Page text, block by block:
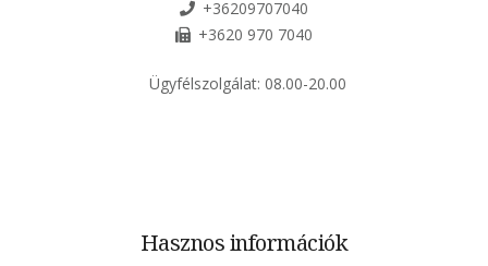
+36209707040
+3620 970 7040
Ügyfélszolgálat: 08.00-20.00
Hasznos információk